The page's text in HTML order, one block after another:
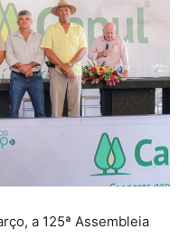
a 125ª Assembleia